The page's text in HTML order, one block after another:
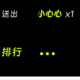
送出 小心心 x1
酷盖墨镜
小心心 x1
排行